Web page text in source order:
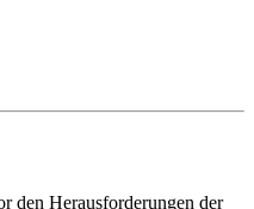
den Herausforderungen der